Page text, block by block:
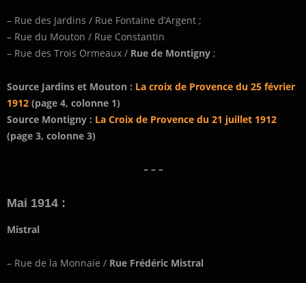
– Rue des Jardins / Rue Fontaine d’Argent ;
– Rue du Mouton / Rue Constantin
– Rue des Trois Ormeaux / Rue de Montigny ;
Source Jardins et Mouton : La croix de Provence du 25 février
1912 (page 4, colonne 1)
Source Montigny : La Croix de Provence du 21 juillet 1912
(page 3, colonne 3)
– – –
Mai 1914 :
Mistral
– Rue de la Monnaie / Rue Frédéric Mistral